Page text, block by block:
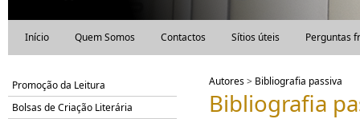
Início Quem Somos Contactos Sítios úteis Perguntas
Promoção da Leitura
Bolsas de Criação Literária
Autores> Bibliografia passiva
Bibliografia